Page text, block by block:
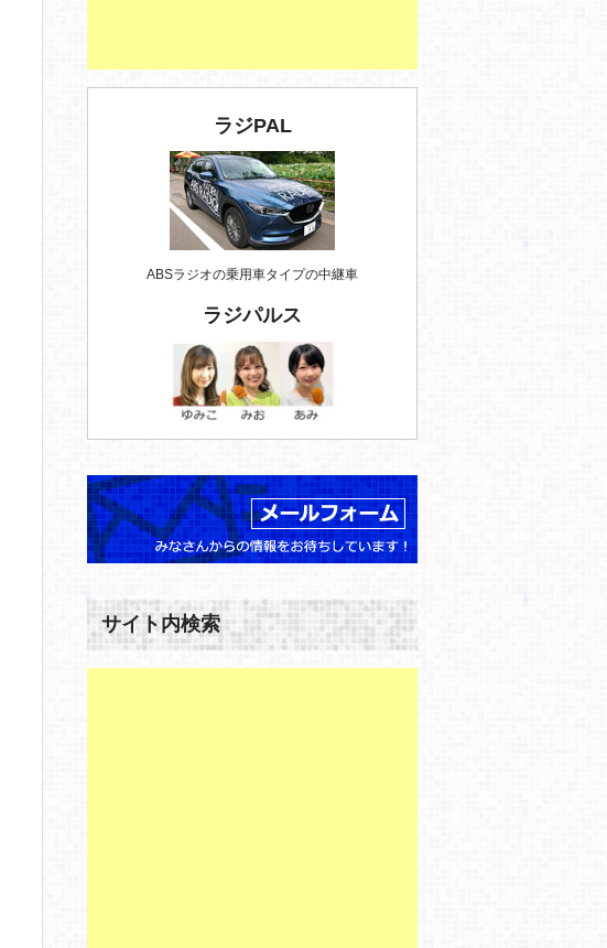
ラジPAL
ABSラジオの乗用車タイプの中継車
ラジパルス
サイト内検索